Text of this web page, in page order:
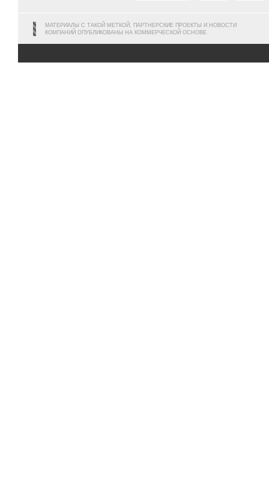
МАТЕРИАЛЫ С ТАКОЙ МЕТКОЙ, ПАРТНЕРСКИЕ ПРОЕКТЫ И НОВОСТИ
КОМПАНИЙ ОПУБЛИКОВАНЫ НА КОММЕРЧЕСКОЙ ОСНОВЕ